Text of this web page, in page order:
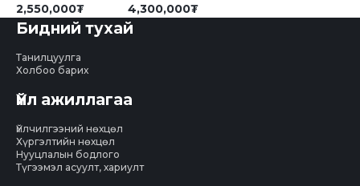
2,550,000₮ 4,300,000₮
Бидний тухай
Танилцуулга
Холбоо барих
Үйл ажиллагаа
Үйлчилгээний нөхцөл
Хүргэлтийн нөхцөл
Нууцлалын бодлого
Түгээмэл асуулт, хариулт